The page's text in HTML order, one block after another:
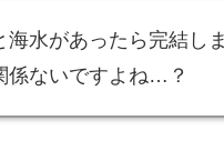
水があったら完結し
係ないですよね…？